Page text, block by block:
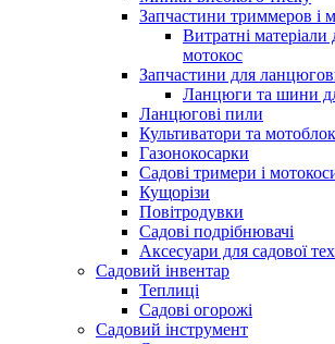
Запчастини триммеров і
Витратні матеріали
мотокос
Запчастини для
Ланцюги та шини
Ланцюгові пили
Культиватори та
Газонокосарки
Садові тримери і
Кущорізи
Повітродувки
Садові подрібнювачі
Аксесуари для садової
Садовий інвентар
Теплиці
Садові огорожі
Садовий інструмент